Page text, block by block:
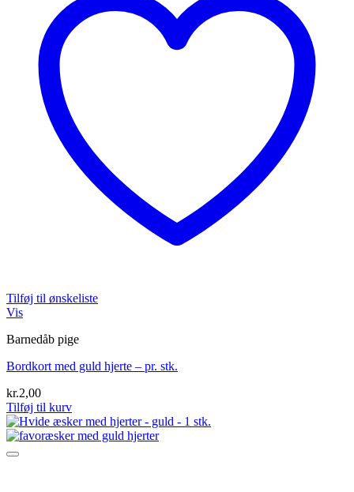
Tilføj til ønskeliste
Vis
Barnedåb pige
Bordkort med guld hjerte – pr. stk.
kr.2,00
Tilføj til kurv